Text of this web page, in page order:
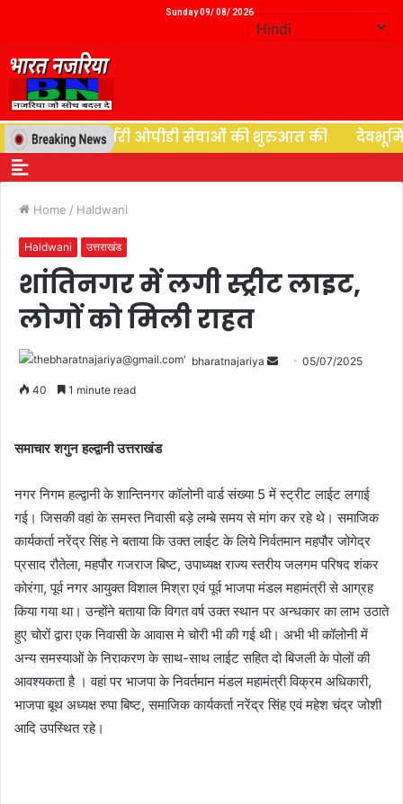
Sunday 09/ 08/ 2026
ने न्यूरोसर्जरी ओपीडी सेवाओं की शुरुआत की देवभूमि की
Home / Haldwani
Haldwani उत्तराखंड
शांतिनगर में लगी स्ट्रीट लाइट,
लोगों को मिली राहत
bharatnajariya 05/07/2025
40 1 minute read
समाचार शगुन हल्द्वानी उत्तराखंड
नगर निगम हल्द्वानी के शान्तिनगर कॉलोनी वार्ड संख्या 5 में स्ट्रीट लाईट लगाई
गई। जिसकी वहां के समस्त निवासी बड़े लम्बे समय से मांग कर रहे थे। समाजिक
कार्यकर्ता नरेंद्र सिंह ने बताया कि उक्त लाईट के लिये निर्वतमान महपौर जोगेद्र
प्रसाद रौतेला, महपौर गजराज बिष्ट, उपाध्यक्ष राज्य स्तरीय जलगम परिषद शंकर
कोरंगा, पूर्व नगर आयुक्त विशाल मिश्रा एवं पूर्व भाजपा मंडल महामंत्री से आग्रह
किया गया था। उन्होंने बताया कि विगत वर्ष उक्त स्थान पर अन्धकार का लाभ उठाते
हुए चोरों द्वारा एक निवासी के आवास मे चोरी भी की गई थी। अभी भी कॉलोनी में
अन्य समस्याओं के निराकरण के साथ-साथ लाईट सहित दो बिजली के पोलों की
आवश्यकता है । वहां पर भाजपा के निवर्तमान मंडल महामंत्री विक्रम अधिकारी,
भाजपा बूथ अध्यक्ष रुपा बिष्ट, समाजिक कार्यकर्ता नरेंद्र सिंह एवं महेश चंद्र जोशी
आदि उपस्थित रहे।